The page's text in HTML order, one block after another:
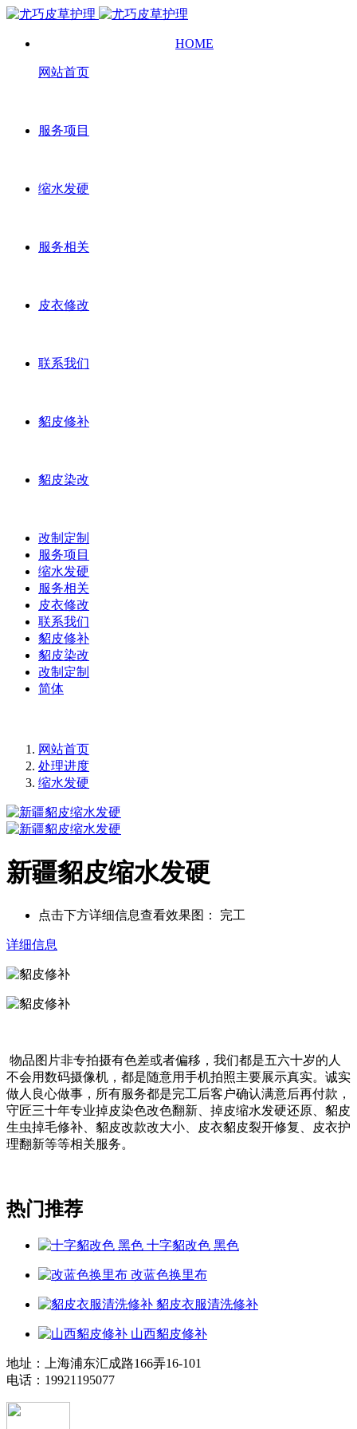
HOME
网站首页
服务项目
缩水发硬
服务相关
皮衣修改
联系我们
貂皮修补
貂皮染改
改制定制
服务项目
缩水发硬
服务相关
皮衣修改
联系我们
貂皮修补
貂皮染改
改制定制
简体
网站首页
处理进度
缩水发硬
新疆貂皮缩水发硬
点击下方详细信息查看效果图： 完工
详细信息
物品图片非专拍摄有色差或者偏移，我们都是五六十岁的人
不会用数码摄像机，都是随意用手机拍照主要展示真实。诚实
做人良心做事，所有服务都是完工后客户确认满意后再付款，
守匠三十年专业掉皮染色改色翻新、掉皮缩水发硬还原、貂皮
生虫掉毛修补、貂皮改款改大小、皮衣貂皮裂开修复、皮衣护
理翻新等等相关服务。
热门推荐
十字貂改色 黑色
改蓝色换里布
貂皮衣服清洗修补
山西貂皮修补
地址：上海浦东汇成路166弄16-101
电话：19921195077